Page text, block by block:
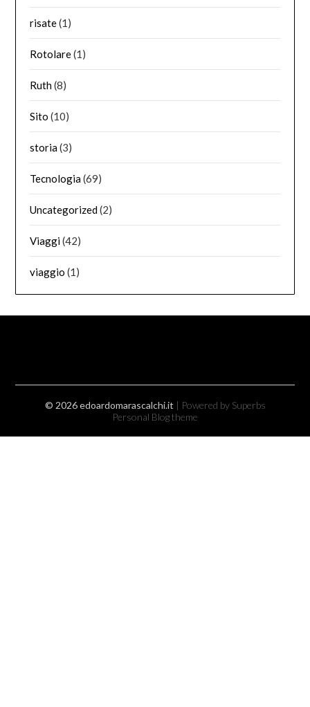
risate(1)
Rotolare(1)
Ruth(8)
Sito (10)
storia(3)
Tecnologia(69)
Uncategorized(2)
Viaggi(42)
viaggio (1)
© 2026 edoardomarascalchi.it | Powered by Superbs
Personal Blog theme